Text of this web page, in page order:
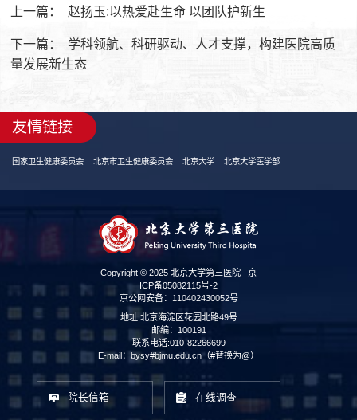
上一篇： 赵扬玉:以热爱赴生命 以团队护新生
下一篇：
学科领航、科研驱动、人才支撑，构建医院高质
量发展新生态
友情链接
国家卫生健康委员会 北京市卫生健康委员会 北京大学 北京大学医学部
Copyright © 2025 北京大学第三医院 京
ICP备05082115号-2
京公网安备：110402430052号
地址:北京海淀区花园北路49号
邮编：100191
联系电话:010-82266699
E-mail：bysy#bjmu.edu.cn（#替换为@）
院长信箱 在线调查